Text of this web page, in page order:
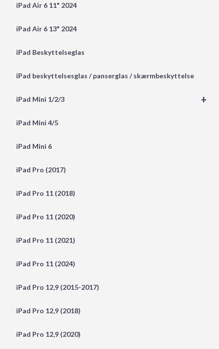
iPad Air 6 11" 2024
iPad Air 6 13" 2024
iPad Beskyttelseglas
iPad beskyttelsesglas / panserglas / skærmbeskyttelse
+
iPad Mini 1/2/3
iPad Mini 4/5
iPad Mini 6
iPad Pro (2017)
iPad Pro 11 (2018)
iPad Pro 11 (2020)
iPad Pro 11 (2021)
iPad Pro 11 (2024)
iPad Pro 12,9 (2015-2017)
iPad Pro 12,9 (2018)
iPad Pro 12,9 (2020)